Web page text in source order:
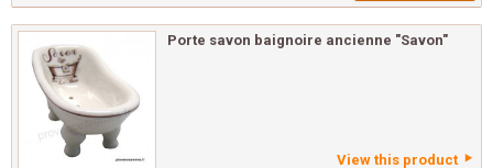
Porte savon baignoire ancienne "Savon"
View this product